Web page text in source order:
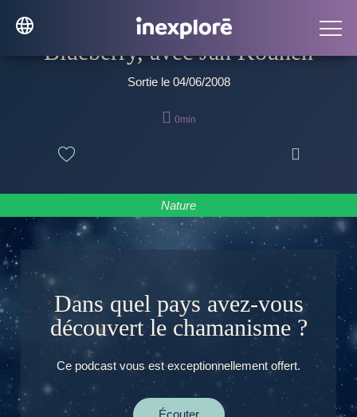
Blueberry, avec Jan Kounen
Sortie le 04/06/2008
 0min

Nature
Dans quel pays avez-vous
découvert le chamanisme ?
Ce podcast vous est exceptionnellement offert.
Écouter